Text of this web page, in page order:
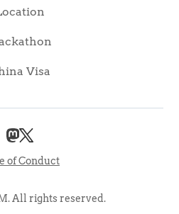
Visa
All rights reserved.
of Conduct